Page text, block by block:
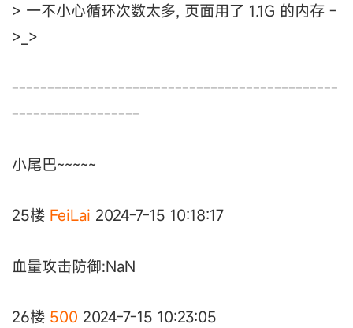
> 一不小心循环次数太多, 页面用了 1.1G 的内存 -
>_>
----------------------------------------------
------------------
小尾巴~~~~~
25楼 FeiLai 2024-7-15 10:18:17
血量攻击防御:NaN
26楼 500 2024-7-15 10:23:05